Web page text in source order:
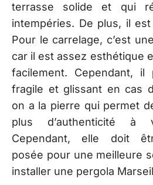
terrasse solide et qui
intempéries. De plus, il
Pour le carrelage, c’est
car il est assez esthétique
facilement. Cependant,
fragile et glissant en cas
on a la pierre qui permet
plus d’authenticité à
Cependant, elle doit
posée pour une meilleure
installer une pergola